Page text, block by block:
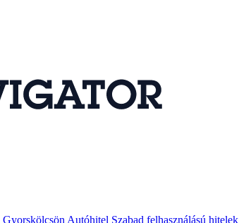
Gyorskölcsön Autóhitel Szabad felhasználású hitelek